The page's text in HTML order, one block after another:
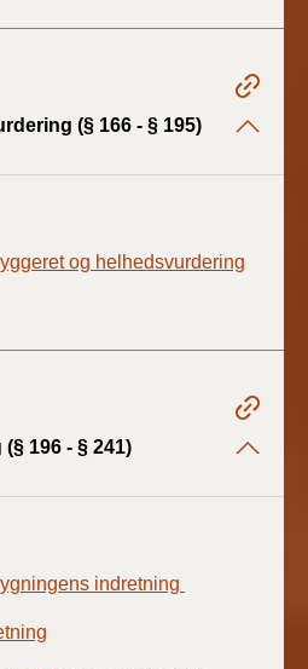
(§ 166 - § 195)
og helhedsvurdering
196 - § 241)
indretning